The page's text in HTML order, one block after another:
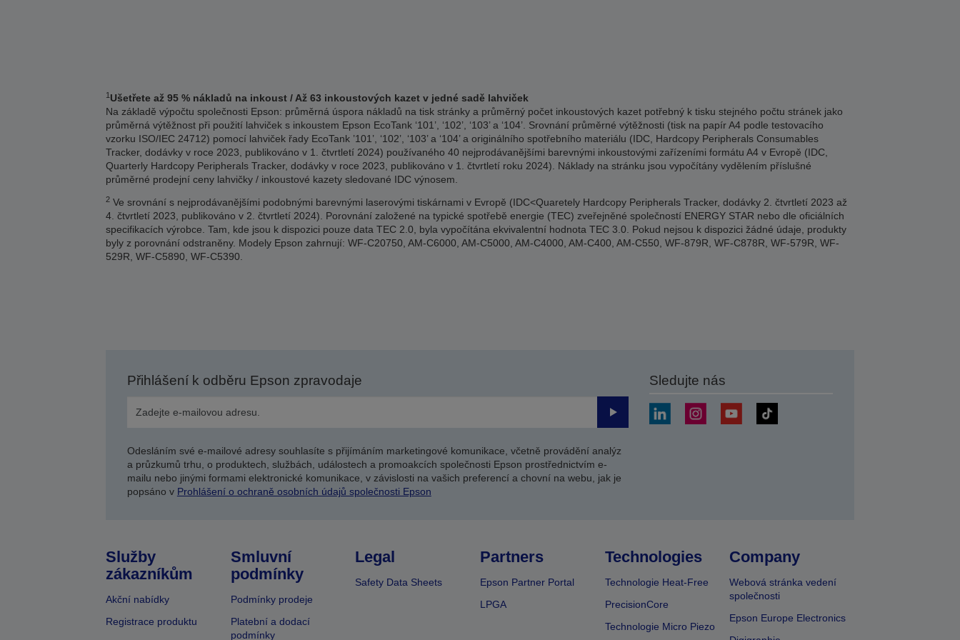
1Ušetřete až 95 % nákladů na inkoust / Až 63 inkoustových kazet v jedné sadě lahviček
Na základě výpočtu společnosti Epson: průměrná úspora nákladů na tisk stránky a průměrný počet inkoustových kazet potřebný k tisku stejného počtu stránek jako
průměrná výtěžnost při použití lahviček s inkoustem Epson EcoTank ‘101’, ‘102’, ‘103’ a ‘104’. Srovnání průměrné výtěžnosti (tisk na papír A4 podle testovacího
vzorku ISO/IEC 24712) pomocí lahviček řady EcoTank ’101’, ‘102’, ‘103’ a ‘104’ a originálního spotřebního materiálu (IDC, Hardcopy Peripherals Consumables
Tracker, dodávky v roce 2023, publikováno v 1. čtvrtletí 2024) používaného 40 nejprodávanějšími barevnými inkoustovými zařízeními formátu A4 v Evropě (IDC,
Quarterly Hardcopy Peripherals Tracker, dodávky v roce 2023, publikováno v 1. čtvrtletí roku 2024). Náklady na stránku jsou vypočítány vydělením příslušné
průměrné prodejní ceny lahvičky / inkoustové kazety sledované IDC výnosem.
2Ve srovnání s nejprodávanějšími podobnými barevnými laserovými tiskárnami v Evropě (IDC<Quaretely Hardcopy Peripherals Tracker, dodávky 2. čtvrtletí 2023 až
4. čtvrtletí 2023, publikováno v 2. čtvrtletí 2024). Porovnání založené na typické spotřebě energie (TEC) zveřejněné společností ENERGY STAR nebo dle oficiálních
specifikacích výrobce. Tam, kde jsou k dispozici pouze data TEC 2.0, byla vypočítána ekvivalentní hodnota TEC 3.0. Pokud nejsou k dispozici žádné údaje, produkty
byly z porovnání odstraněny. Modely Epson zahrnují: WF-C20750, AM-C6000, AM-C5000, AM-C4000, AM-C400, AM-C550, WF-879R, WF-C878R, WF-579R, WF-
529R, WF-C5890, WF-C5390.
Přihlášení k odběru Epson zpravodaje
Odeslat
Odesláním své e-mailové adresy souhlasíte s přijímáním marketingové komunikace, včetně provádění analýz
a průzkumů trhu, o produktech, službách, událostech a promoakcích společnosti Epson prostřednictvím e-
mailu nebo jinými formami elektronické komunikace, v závislosti na vašich preferencí a chovní na webu, jak je
popsáno v Prohlášení o ochraně osobních údajů společnosti Epson
Sledujte nás
Služby
zákazníkům
Akční nabídky
Registrace produktu
Smluvní
podmínky
Podmínky prodeje
Platební a dodací
podmínky
Legal
Safety Data Sheets
Partners
Epson Partner Portal
LPGA
Technologies
Technologie Heat-Free
PrecisionCore
Technologie Micro Piezo
Company
Webová stránka vedení
společnosti
Epson Europe Electronics